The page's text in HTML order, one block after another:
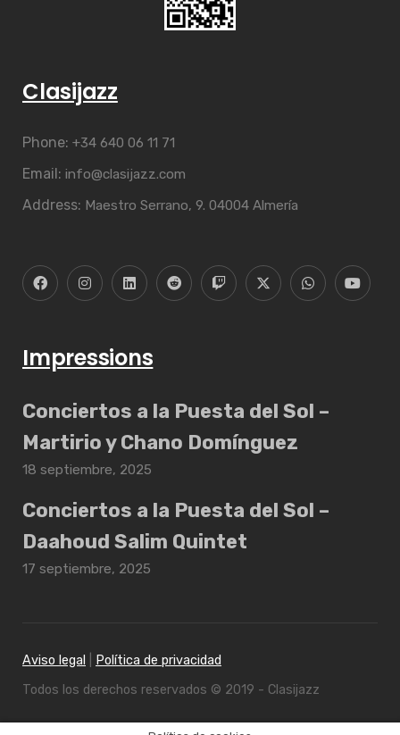
Clasijazz
Phone: +34 640 06 11 71
Email: info@clasijazz.com
Address: Maestro Serrano, 9. 04004 Almería
Impressions
Conciertos a la Puesta del Sol –
Martirio y Chano Domínguez
18 septiembre, 2025
Conciertos a la Puesta del Sol –
Daahoud Salim Quintet
17 septiembre, 2025
Aviso legal
Política de privacidad
Todos los derechos reservados © 2019 - Clasijazz